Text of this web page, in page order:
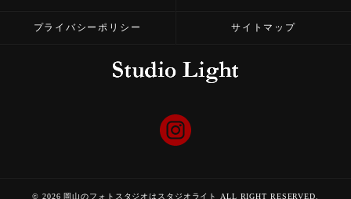
プライバシーポリシー サイトマップ
© 2026 岡山のフォトスタジオはスタジオライト ALL RIGHT RESERVED.